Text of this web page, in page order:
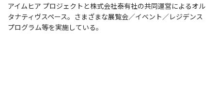
アイムヒア プロジェクトと株式会社泰有社の共同運営によるオル
タナティヴスペース。さまざまな展覧会／イベント／レジデンス
プログラム等を実施している。